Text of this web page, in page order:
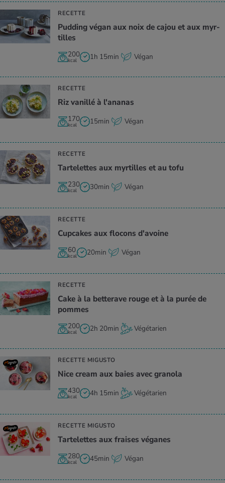
RECETTE
Pud­ding végan aux noix de cajou et aux myr­
tilles
200
kcal 1h 15min Végan
RECETTE
Riz vanillé à l'ana­nas
170
kcal 15min Végan
RECETTE
Tar­te­lettes aux myr­tilles et au tofu
230
kcal 30min Végan
RECETTE
Cup­cakes aux flo­cons d'avoine
60
kcal 20min Végan
RECETTE
Cake à la bet­te­rave rouge et à la purée de
pommes
200
kcal 2h 20min Végétarien
RECETTE MIGUSTO
Nice cream aux baies avec gra­nola
430
kcal 4h 15min Végétarien
RECETTE MIGUSTO
Tar­te­lettes aux fraises véganes
280
kcal 45min Végan